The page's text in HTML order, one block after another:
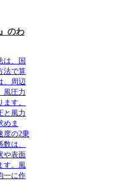
のわ
は、国
法で算
、周辺
風圧力
す。
と風力
めま
度の2乗
は、
や表面
す。風
一に作